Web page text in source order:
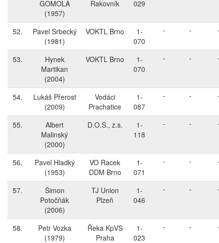
GOMOLA
(1957)
Rakovník
029
52.
Pavel Srbecký
(1981)
VOKTL Brno
1-
070
- -
53.
Hynek
Martikan
(2004)
VOKTL Brno
1-
070
- -
54.
Lukáš Přerost
(2009)
Vodáci
Prachatice
1-
087
- -
55.
Albert
Malinský
(2000)
D.O.S., z.s.
1-
118
- -
56.
Pavel Hladký
(1953)
VO Racek
DDM Brno
1-
071
- -
57.
Šimon
Potočňák
(2006)
TJ Union
Plzeň
1-
046
- -
58.
Petr Vozka
(1979)
Řeka KpVS
Praha
1-
023
- -